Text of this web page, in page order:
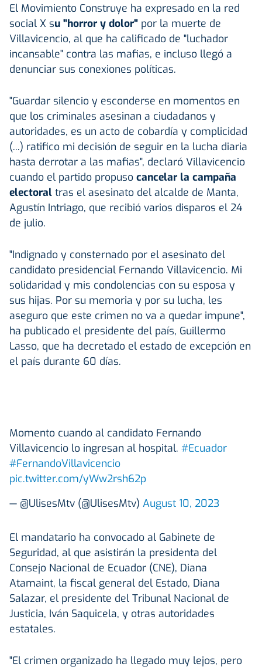
El Movimiento Construye ha expresado en la red
social X su "horror y dolor" por la muerte de
Villavicencio, al que ha calificado de "luchador
incansable" contra las mafias, e incluso llegó a
denunciar sus conexiones políticas.
"Guardar silencio y esconderse en momentos en
que los criminales asesinan a ciudadanos y
autoridades, es un acto de cobardía y complicidad
(...) ratifico mi decisión de seguir en la lucha diaria
hasta derrotar a las mafias", declaró Villavicencio
cuando el partido propuso cancelar la campaña
electoral tras el asesinato del alcalde de Manta,
Agustín Intriago, que recibió varios disparos el 24
de julio.
"Indignado y consternado por el asesinato del
candidato presidencial Fernando Villavicencio. Mi
solidaridad y mis condolencias con su esposa y
sus hijas. Por su memoria y por su lucha, les
aseguro que este crimen no va a quedar impune",
ha publicado el presidente del país, Guillermo
Lasso, que ha decretado el estado de excepción en
el país durante 60 días.
Momento cuando al candidato Fernando
Villavicencio lo ingresan al hospital. #Ecuador
#FernandoVillavicencio
pic.twitter.com/yWw2rsh62p
— @UlisesMtv (@UlisesMtv) August 10, 2023
El mandatario ha convocado al Gabinete de
Seguridad, al que asistirán la presidenta del
Consejo Nacional de Ecuador (CNE), Diana
Atamaint, la fiscal general del Estado, Diana
Salazar, el presidente del Tribunal Nacional de
Justicia, Iván Saquicela, y otras autoridades
estatales.
"El crimen organizado ha llegado muy lejos, pero